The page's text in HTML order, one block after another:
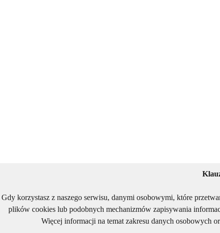
Gdy korzystasz z naszego serwisu, danymi osobowymi, które
plików cookies lub podobnych mechanizmów zapisywania
Więcej informacji na temat zakresu danych osobowych